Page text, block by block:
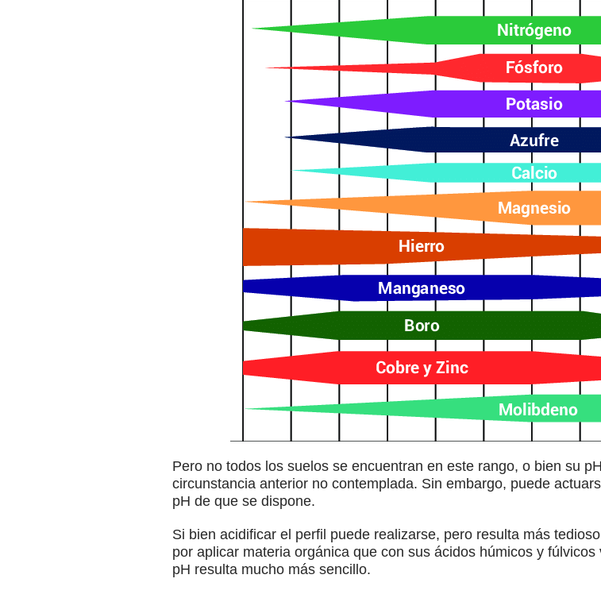
Pero no todos los suelos se encuentran en este rango, o bien su
circunstancia anterior no contemplada. Sin embargo, puede
pH de que se dispone.
Si bien acidificar el perfil puede realizarse, pero resulta más
por aplicar materia orgánica que con sus ácidos húmicos y
pH resulta mucho más sencillo.